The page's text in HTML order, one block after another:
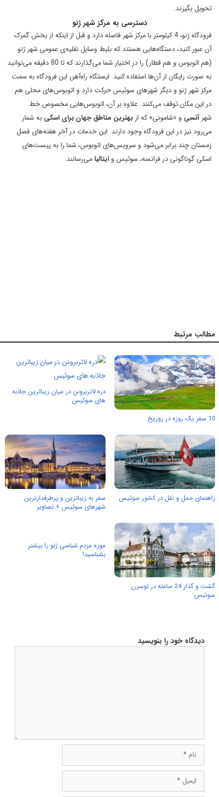
تحویل بگیرند.
دسترسی به مرکز شهر ژنو
فرودگاه ژنو، 4 کیلومتر با مرکز شهر فاصله دارد و قبل از اینکه از بخش گمرک
آن عبور کنید، دستگاه‌هایی هستند که بلیط وسایل نقلیه‌ی عمومی شهر ژنو
(هم اتوبوس و هم قطار) را در اختیار شما می‌گذارند که تا 80 دقیقه می‌توانید
به صورت رایگان از آن‌ها استفاده کنید. ایستگاه راه‌‎آهن این فرودگاه به سمت
مرکز شهر ژنو و دیگر شهرهای سوئیس حرکت دارد و اتوبوس‌های محلی هم
در این مکان توقف می‌کنند. علاوه بر آن، اتوبوس‌هایی مخصوص خط
شهر آنسی و «شامونی» که از بهترین مناطق جهان برای اسکی به شمار
می‌رود نیز در این فرودگاه وجود دارند. این خدمات در آخر هفته‌های فصل
زمستان چند برابر می‌شود و سرویس‌های اتوبوس، شما را به پیست‌های
اسکی گوناگونی در فرانسه، سوئیس و ایتالیا می‌رسانند.
مطالب مرتبط
10 سفر یک روزه در زوریخ
دره لاتربرونن در میان زیباترین جاذبه
های سوئیس
راهنمای حمل و نقل در کشور سوئیس
سفر به زیباترین و پرطرفدارترین
شهرهای سوئیس + تصاویر
گشت و گذار 24 ساعته در لوسرن
سوئیس
موزه مردم شناسی ژنو را بیشتر
بشناسید!
دیدگاه خود را بنویسید
ایمیل